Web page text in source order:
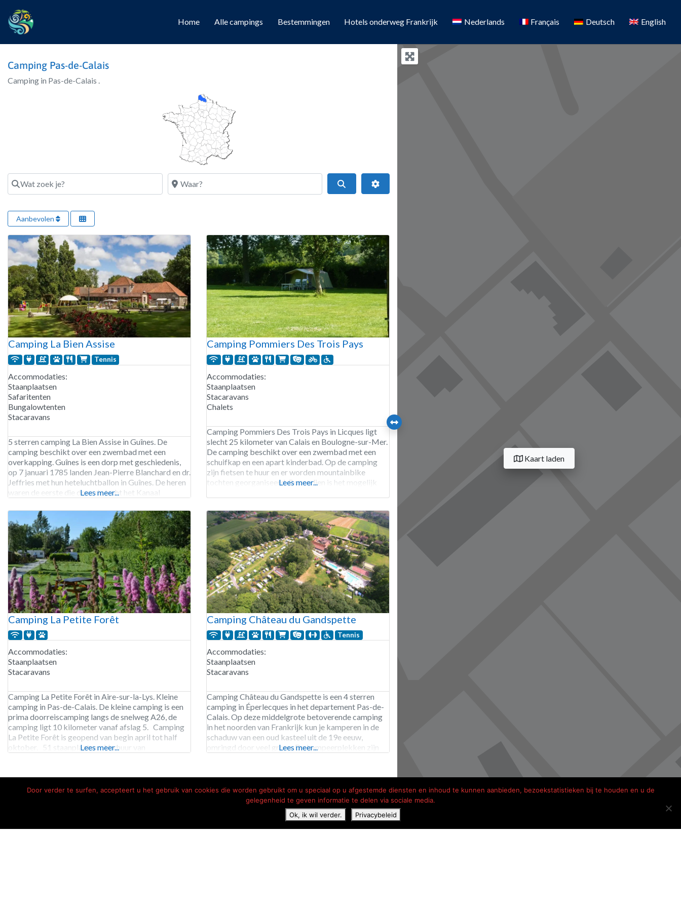
Home Alle campings Bestemmingen Hotels onderweg Frankrijk Nederlands Français Deutsch English
Camping Pas-de-Calais
Camping in Pas-de-Calais .
Wat zoek je? Waar?
Geavanceerde filters
Aanbevolen
Camping La Bien Assise
Tennis
Accommodaties:
Staanplaatsen
Safaritenten
Bungalowtenten
Stacaravans
5 sterren camping La Bien Assise in Guînes. De
camping beschikt over een zwembad met een
overkapping. Guînes is een dorp met geschiedenis,
op 7 januari 1785 landen Jean-Pierre Blanchard en dr.
Jeffries met hun heteluchtballon in Guînes. De heren
waren de eerste die door de lucht het Kanaal
eind april tot
Lees meer...
Camping Pommiers Des Trois Pays
Accommodaties:
Staanplaatsen
Stacaravans
Chalets
Camping Pommiers Des Trois Pays in Licques ligt
slecht 25 kilometer van Calais en Boulogne-sur-Mer.
De camping beschikt over een zwembad met een
schuifkap en een apart kinderbad. Op de camping
zijn fietsen te huur en er worden mountainbike
tochten georganiseerd. Bovendien is het mogelijk
Lees meer...
Camping La Petite Forêt
Accommodaties:
Staanplaatsen
Stacaravans
Camping La Petite Forêt in Aire-sur-la-Lys. Kleine
camping in Pas-de-Calais. De kleine camping is een
prima doorreiscamping langs de snelweg A26, de
camping ligt 10 kilometer vanaf afslag 5. Camping
La Petite Forêt is geopend van begin april tot half
oktober. 51 staanplaatsen. Verhuur van
Lees meer...
Camping Château du Gandspette
Tennis
Accommodaties:
Staanplaatsen
Stacaravans
Camping Château du Gandspette is een 4 sterren
camping in Éperlecques in het departement Pas-de-
Calais. Op deze middelgrote betoverende camping
in het noorden van Frankrijk kun je kamperen in de
schaduw van een oud kasteel uit de 19e eeuw,
omringd door veel groen. De kampeerplekken zijn
bomen. Voor
Lees meer...
Kaart laden
Door verder te surfen, accepteert u het gebruik van cookies die worden gebruikt om u speciaal op u afgestemde diensten en inhoud te kunnen aanbieden, bezoekstatistieken bij te houden en u de
gelegenheid te geven informatie te delen via sociale media.
Ok, ik wil verder.
Privacybeleid